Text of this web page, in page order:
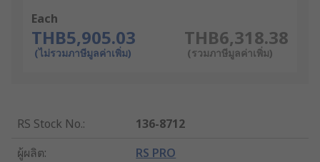
Each
THB5,905.03
(ไม่รวมภาษีมูลค่าเพิ่ม)
THB6,318.38
(รวมภาษีมูลค่าเพิ่ม)
RS Stock No.:
136-8712
ผู้ผลิต: RS PRO